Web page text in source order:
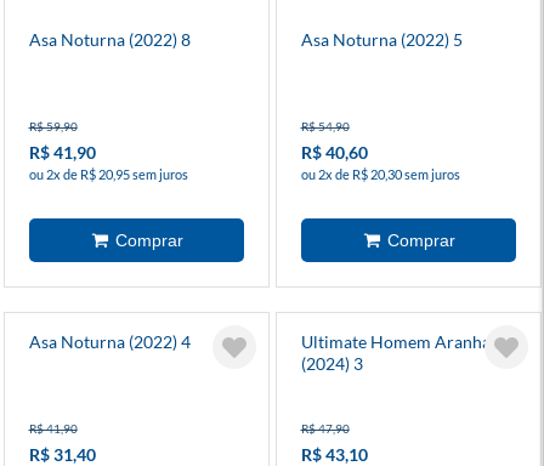
Asa Noturna (2022) 8
R$ 59,90
R$ 41,90
ou 2x de R$ 20,95 sem juros
Asa Noturna (2022) 5
R$ 54,90
R$ 40,60
ou 2x de R$ 20,30 sem juros
Asa Noturna (2022) 4
R$ 41,90
R$ 31,40
Ultimate Homem Aranha
(2024) 3
R$ 47,90
R$ 43,10